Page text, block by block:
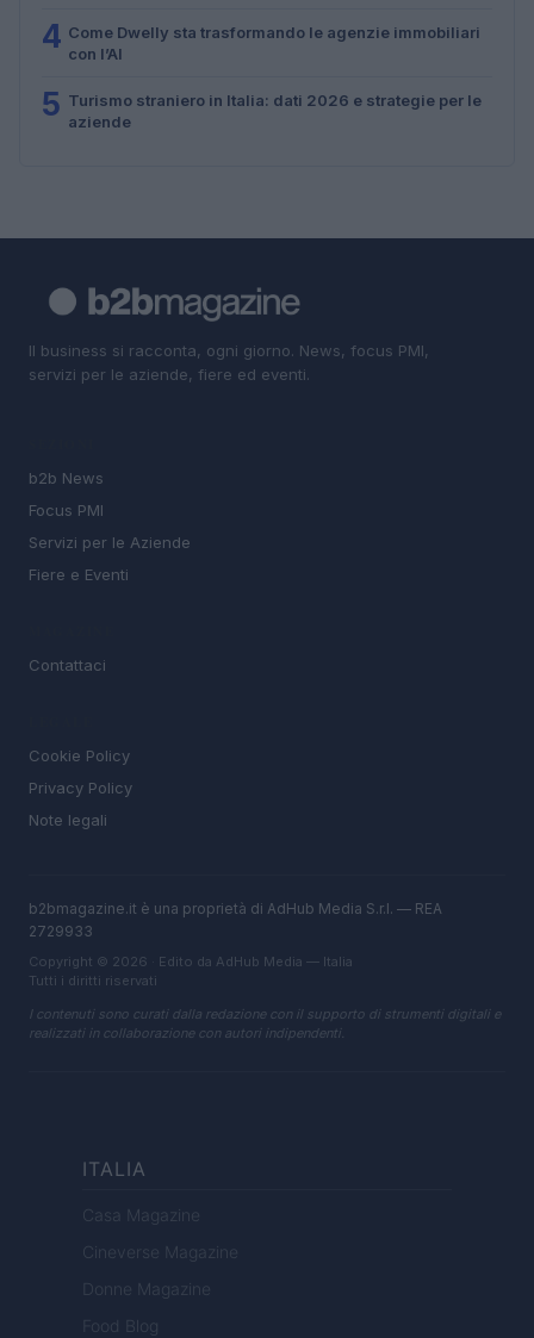
4 Come Dwelly sta trasformando le agenzie immobiliari
con l’AI
5 Turismo straniero in Italia: dati 2026 e strategie per le
aziende
Il business si racconta, ogni giorno. News, focus PMI,
servizi per le aziende, fiere ed eventi.
b2b News
Focus PMI
Servizi per le Aziende
Fiere e Eventi
Contattaci
Cookie Policy
Privacy Policy
Note legali
b2bmagazine.it è una proprietà di AdHub Media S.r.l. — REA
2729933
Copyright © 2026 · Edito da AdHub Media — Italia
Tutti i diritti riservati
I contenuti sono curati dalla redazione con il supporto di strumenti digitali e
realizzati in collaborazione con autori indipendenti.
ITALIA
Casa Magazine
Cineverse Magazine
Donne Magazine
Food Blog